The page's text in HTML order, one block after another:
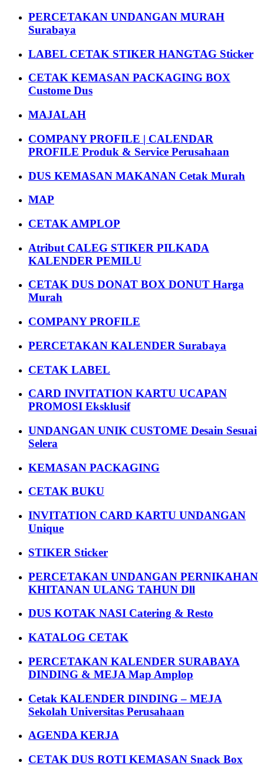
PERCETAKAN UNDANGAN MURAH
Surabaya
LABEL CETAK STIKER HANGTAG Sticker
CETAK KEMASAN PACKAGING BOX
Custome Dus
MAJALAH
COMPANY PROFILE | CALENDAR
PROFILE Produk & Service Perusahaan
DUS KEMASAN MAKANAN Cetak Murah
MAP
CETAK AMPLOP
Atribut CALEG STIKER PILKADA
KALENDER PEMILU
CETAK DUS DONAT BOX DONUT Harga
Murah
COMPANY PROFILE
PERCETAKAN KALENDER Surabaya
CETAK LABEL
CARD INVITATION KARTU UCAPAN
PROMOSI Eksklusif
UNDANGAN UNIK CUSTOME Desain Sesuai
Selera
KEMASAN PACKAGING
CETAK BUKU
INVITATION CARD KARTU UNDANGAN
Unique
STIKER Sticker
PERCETAKAN UNDANGAN PERNIKAHAN
KHITANAN ULANG TAHUN Dll
DUS KOTAK NASI Catering & Resto
KATALOG CETAK
PERCETAKAN KALENDER SURABAYA
DINDING & MEJA Map Amplop
Cetak KALENDER DINDING – MEJA
Sekolah Universitas Perusahaan
AGENDA KERJA
CETAK DUS ROTI KEMASAN Snack Box